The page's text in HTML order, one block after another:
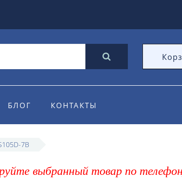
БЛОГ КОНТАКТЫ
7B
выбранный товар по